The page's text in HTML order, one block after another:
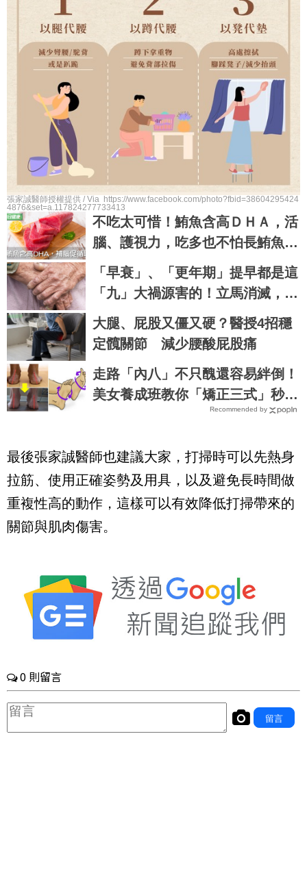
張家誠醫師授權提供 / Via https://www.facebook.com/photo?fbid=38604295424
4876&set=a.117824277733413
不吃太可惜！鮪魚含高ＤＨＡ，活
腦、護視力，吃多也不怕長鮪魚肚
｜每日健康 Health
「早衰」、「更年期」提早都是這
「九」大禍源害的！立馬消滅，讓
你「青春肉體」大勝同齡人！
大腿、屁股又僵又硬？醫授4招穩
定髖關節 減少腰酸屁股痛
走路「內八」不只醜還容易絆倒！
美女養成班教你「矯正三式」秒逆
Recommended by
最後張家誠醫師也建議大家，打掃時可以先熱身
拉筋、使用正確姿勢及用具，以及避免長時間做
重複性高的動作，這樣可以有效降低打掃帶來的
關節與肌肉傷害。